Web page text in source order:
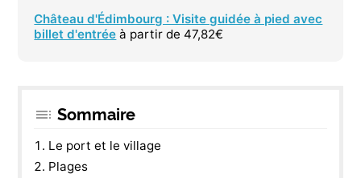
Château d'Édimbourg : Visite guidée à pied avec
billet d'entrée à partir de 47,82€
Sommaire
Le port et le village
Plages